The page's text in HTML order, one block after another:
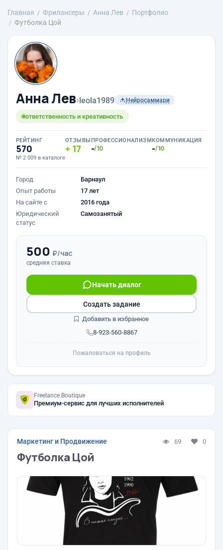
Главная Фрилансеры Анна Лев
Портфолио
Футболка Цой
Анна Лев›leola1989 Нейросаммари
ответственность и креативность
РЕЙТИНГ
570
№ 2 009 в каталоге
ОТЗЫВЫ
17
ПРОФЕССИОНАЛИЗМ
-/10
КОММУНИКАЦИЯ
-/10
Город
Барнаул
Опыт работы
17 лет
На сайте с
2016 года
Юридический
статус
Самозанятый
500 ₽/час
средняя ставка
8-923-560-8867
Начать диалог
Создать задание
Добавить в избранное
Пожаловаться на профиль
Freelance.Boutique
Премиум-сервис для лучших исполнителей
Маркетинг и Продвижение 69 0
Футболка Цой